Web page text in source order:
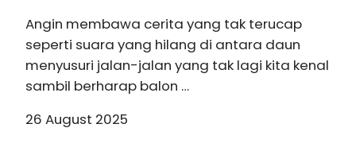
Angin membawa cerita yang tak terucap
seperti suara yang hilang di antara daun
menyusuri jalan-jalan yang tak lagi kita kenal
sambil berharap balon …
26 August 2025